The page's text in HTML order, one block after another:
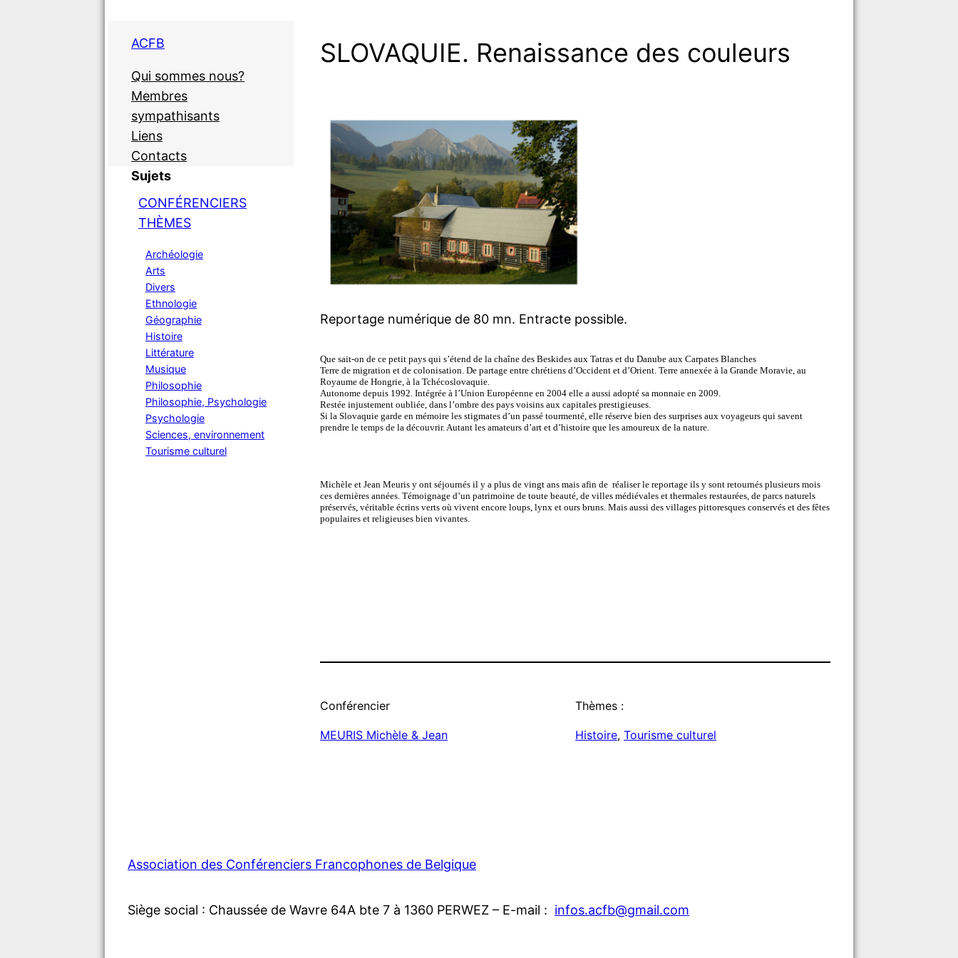
ACFB
Qui sommes nous?
Membres
sympathisants
Liens
Contacts
Sujets
CONFÉRENCIERS
THÈMES
Archéologie
Arts
Divers
Ethnologie
Géographie
Histoire
Littérature
Musique
Philosophie
Philosophie, Psychologie
Psychologie
Sciences, environnement
Tourisme culturel
SLOVAQUIE. Renaissance des couleurs
Reportage numérique de 80 mn. Entracte possible.
Que sait-on de ce petit pays qui s’étend de la chaîne des Beskides aux Tatras et du Danube aux Carpates Blanches
Terre de migration et de colonisation. De partage entre chrétiens d’Occident et d’Orient. Terre annexée à la Grande Moravie, au
Royaume de Hongrie, à la Tchécoslovaquie.
Autonome depuis 1992. Intégrée à l’Union Européenne en 2004 elle a aussi adopté sa monnaie en 2009.
Restée injustement oubliée, dans l’ombre des pays voisins aux capitales prestigieuses.
Si la Slovaquie garde en mémoire les stigmates d’un passé tourmenté, elle réserve bien des surprises aux voyageurs qui savent
prendre le temps de la découvrir. Autant les amateurs d’art et d’histoire que les amoureux de la nature.
Michèle et Jean Meuris y ont séjournés il y a plus de vingt ans mais afin de réaliser le reportage ils y sont retournés plusieurs mois
ces dernières années. Témoignage d’un patrimoine de toute beauté, de villes médiévales et thermales restaurées, de parcs naturels
préservés, véritable écrins verts où vivent encore loups, lynx et ours bruns. Mais aussi des villages pittoresques conservés et des fêtes
populaires et religieuses bien vivantes.
Conférencier
MEURIS Michèle & Jean
Thèmes :
Histoire, Tourisme culturel
Association des Conférenciers Francophones de Belgique
Siège social : Chaussée de Wavre 64A bte 7 à 1360 PERWEZ – E-mail : infos.acfb@gmail.com